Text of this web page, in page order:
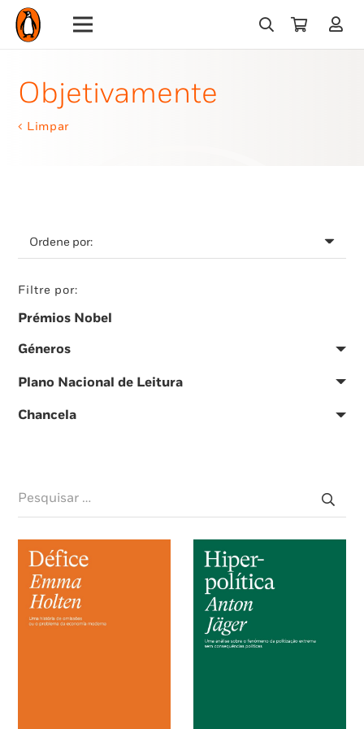
Objetivamente
Limpar
Filtre por:
Prémios Nobel
Géneros
Plano Nacional de Leitura
Chancela
Pesquisar